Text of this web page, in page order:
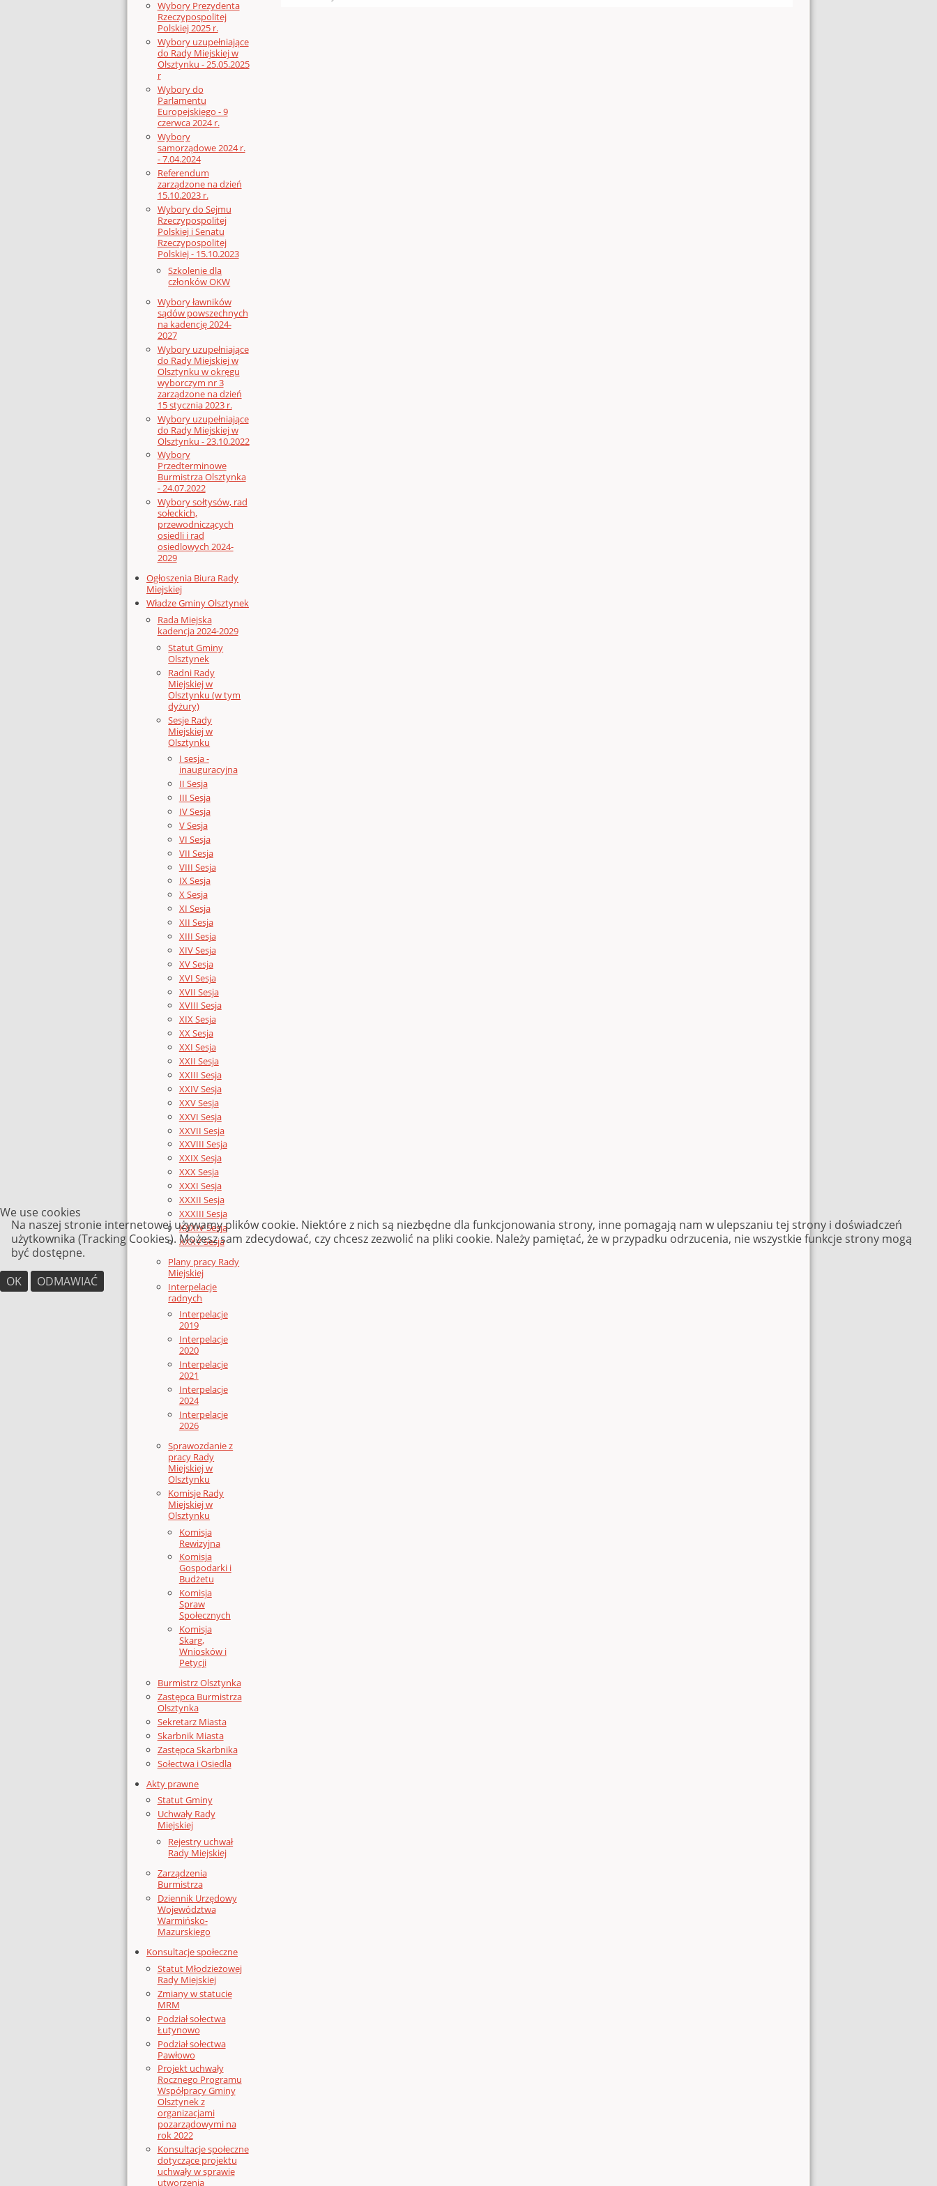
Wybory Prezydenta
Rzeczypospolitej
Polskiej 2025 r.
Wybory uzupełniające
do Rady Miejskiej w
Olsztynku - 25.05.2025
r
Wybory do
Parlamentu
Europejskiego - 9
czerwca 2024 r.
Wybory
samorządowe 2024 r.
- 7.04.2024
Referendum
zarządzone na dzień
15.10.2023 r.
Wybory do Sejmu
Rzeczypospolitej
Polskiej i Senatu
Rzeczypospolitej
Polskiej - 15.10.2023
Szkolenie dla
członków OKW
Wybory ławników
sądów powszechnych
na kadencję 2024-
2027
Wybory uzupełniające
do Rady Miejskiej w
Olsztynku w okręgu
wyborczym nr 3
zarządzone na dzień
15 stycznia 2023 r.
Wybory uzupełniające
do Rady Miejskiej w
Olsztynku - 23.10.2022
Wybory
Przedterminowe
Burmistrza Olsztynka
- 24.07.2022
Wybory sołtysów, rad
sołeckich,
przewodniczących
osiedli i rad
osiedlowych 2024-
2029
Ogłoszenia Biura Rady
Miejskiej
Władze Gminy Olsztynek
Rada Miejska
kadencja 2024-2029
Statut Gminy
Olsztynek
Radni Rady
Miejskiej w
Olsztynku (w tym
dyżury)
Sesje Rady
Miejskiej w
Olsztynku
I sesja -
inauguracyjna
II Sesja
III Sesja
IV Sesja
V Sesja
VI Sesja
VII Sesja
VIII Sesja
IX Sesja
X Sesja
XI Sesja
XII Sesja
XIII Sesja
XIV Sesja
XV Sesja
XVI Sesja
XVII Sesja
XVIII Sesja
XIX Sesja
XX Sesja
XXI Sesja
XXII Sesja
XXIII Sesja
XXIV Sesja
XXV Sesja
XXVI Sesja
XXVII Sesja
XXVIII Sesja
XXIX Sesja
XXX Sesja
XXXI Sesja
XXXII Sesja
XXXIII Sesja
XXXIV Sesja
XXXV Sesja
Plany pracy Rady
Miejskiej
Interpelacje
radnych
Interpelacje
2019
Interpelacje
2020
Interpelacje
2021
Interpelacje
2024
Interpelacje
2026
Sprawozdanie z
pracy Rady
Miejskiej w
Olsztynku
Komisje Rady
Miejskiej w
Olsztynku
Komisja
Rewizyjna
Komisja
Gospodarki i
Budżetu
Komisja
Spraw
Społecznych
Komisja
Skarg,
Wniosków i
Petycji
Burmistrz Olsztynka
Zastępca Burmistrza
Olsztynka
Sekretarz Miasta
Skarbnik Miasta
Zastępca Skarbnika
Sołectwa i Osiedla
Akty prawne
Statut Gminy
Uchwały Rady
Miejskiej
Rejestry uchwał
Rady Miejskiej
Zarządzenia
Burmistrza
Dziennik Urzędowy
Województwa
Warmińsko-
Mazurskiego
Konsultacje społeczne
Statut Młodzieżowej
Rady Miejskiej
Zmiany w statucie
MRM
Podział sołectwa
Łutynowo
Podział sołectwa
Pawłowo
Projekt uchwały
Rocznego Programu
Współpracy Gminy
Olsztynek z
organizacjami
pozarządowymi na
rok 2022
Konsultacje społeczne
dotyczące projektu
uchwały w sprawie
utworzenia
We use cookies
Na naszej stronie internetowej używamy plików cookie. Niektóre z nich są niezbędne dla funkcjonowania strony, inne pomagają nam w ulepszaniu tej strony i doświadczeń
użytkownika (Tracking Cookies). Możesz sam zdecydować, czy chcesz zezwolić na pliki cookie. Należy pamiętać, że w przypadku odrzucenia, nie wszystkie funkcje strony mogą
być dostępne.
OK
ODMAWIAĆ